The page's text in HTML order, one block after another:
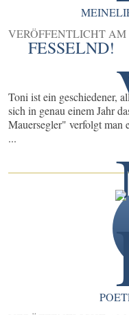
VERÖFFENTLICHT AM
FESSELND!
Toni ist ein geschiedener,
sich in genau einem Jahr
Mauersegler" verfolgt man
...